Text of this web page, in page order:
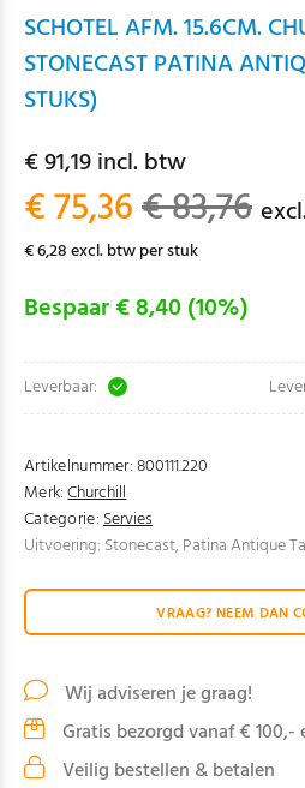
SCHOTEL AFM. 15.6CM.
STONECAST PATINA
STUKS)
€ 91,19 incl. btw
€ 75,36€ 83,76
€ 6,28 excl. btw per stuk
Bespaar € 8,40 (10%)
Leverbaar:
Artikelnummer:800111.220
Merk:Churchill
Categorie:Servies
Uitvoering: Stonecast, Patina Antique
VRAAG? NEEM DAN
Wij adviseren je graag!
Gratis bezorgd vanaf € 100,-
Veilig bestellen & betalen